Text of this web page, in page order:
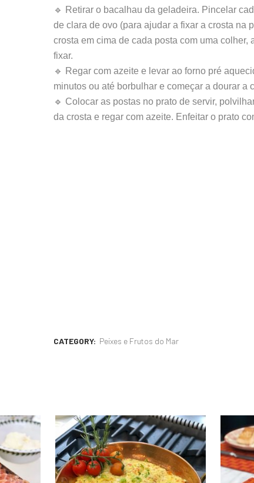
🔹 Retirar o bacalhau da geladeira. Pincelar
de clara de ovo (para ajudar a fixar a crosta na
crosta em cima de cada posta com uma colher,
fixar.
🔹 Regar com azeite e levar ao forno pré
minutos ou até borbulhar e começar a dourar a
🔹 Colocar as postas no prato de servir,
da crosta e regar com azeite. Enfeitar o prato
CATEGORY: Peixes e Frutos do Mar